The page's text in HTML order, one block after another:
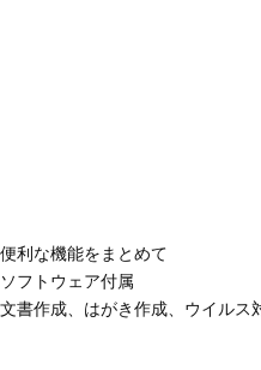
便利な機能をまとめて
ソフトウェア付属
文書作成、はがき作成、ウイルス